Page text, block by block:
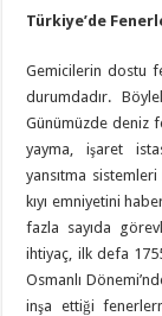
Türkiye’de
Gemicilerin dostu
durumdadır.
Günümüzde deniz
yayma, işaret
yansıtma sistemleri
kıyı emniyetini
fazla sayıda
ihtiyaç, ilk defa
Osmanlı
inşa ettiği